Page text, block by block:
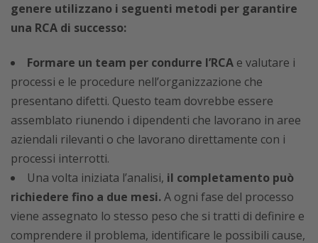
genere utilizzano i seguenti metodi per garantire
una RCA di successo:
Formare un team per condurre l’RCA e valutare i
processi e le procedure nell’organizzazione che
presentano difetti. Questo team dovrebbe essere
assemblato riunendo i dipendenti che lavorano in aree
aziendali rilevanti o che lavorano direttamente con i
processi interrotti.
Una volta iniziata l’analisi, il completamento può
richiedere fino a due mesi.A ogni fase del processo
viene assegnato lo stesso peso che si tratti di definire e
comprendere il problema, identificare le possibili cause,